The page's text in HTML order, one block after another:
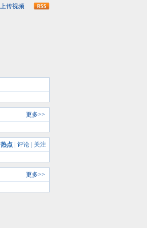
更多>>
热点 评论 关注
更多>>